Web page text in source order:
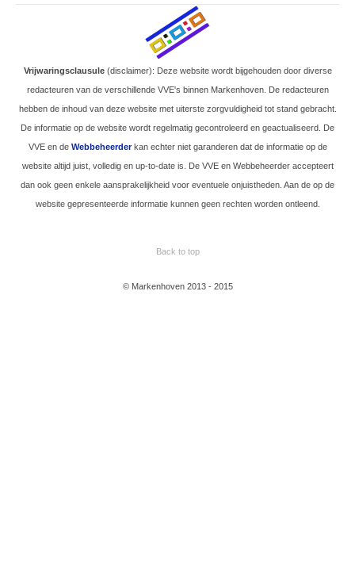
Vrijwaringsclausule(disclaimer): Deze website wordt bijgehouden door diverse
redacteuren van de verschillende VVE's binnen Markenhoven. De redacteuren
hebben de inhoud van deze website met uiterste zorgvuldigheid tot stand gebracht.
De informatie op de website wordt regelmatig gecontroleerd en geactualiseerd. De
VVE en de Webbeheerderkan echter niet garanderen dat de informatie op de
website altijd juist, volledig en up-to-date is. De VVE en Webbeheerder accepteert
dan ook geen enkele aansprakelijkheid voor eventuele onjuistheden. Aan de op de
website gepresenteerde informatie kunnen geen rechten worden ontleend.
Back to top
© Markenhoven 2013 - 2015